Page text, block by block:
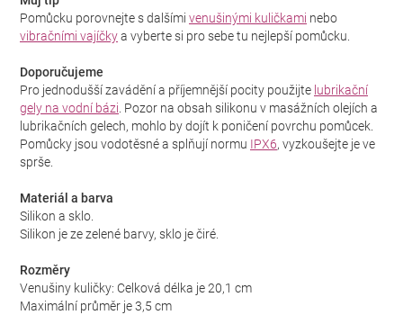
Pomůcku porovnejte s dalšími venušinými kuličkami nebo
vibračními vajíčkya vyberte si pro sebe tu nejlepší pomůcku.
Doporučujeme
Pro jednodušší zavádění a příjemnější pocity použijte lubrikační
gely na vodní bázi. Pozor na obsah silikonu v masážních olejích a
lubrikačních gelech, mohlo by dojít k poničení povrchu pomůcek.
Pomůcky jsou vodotěsné a splňují normu IPX6, vyzkoušejte je ve
sprše.
Materiál a barva
Silikon a sklo.
Silikon je ze zelené barvy, sklo je čiré.
Rozměry
Venušiny kuličky: Celková délka je 20,1 cm
Maximální průměr je 3,5 cm